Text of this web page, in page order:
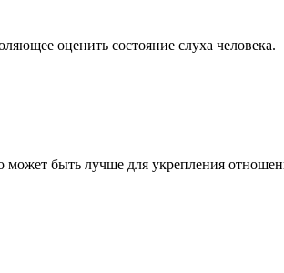
оценить состояние слуха человека.
быть лучше для укрепления